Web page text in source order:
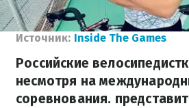
Источник: Inside The Games
Российские
несмотря на
соревнования.